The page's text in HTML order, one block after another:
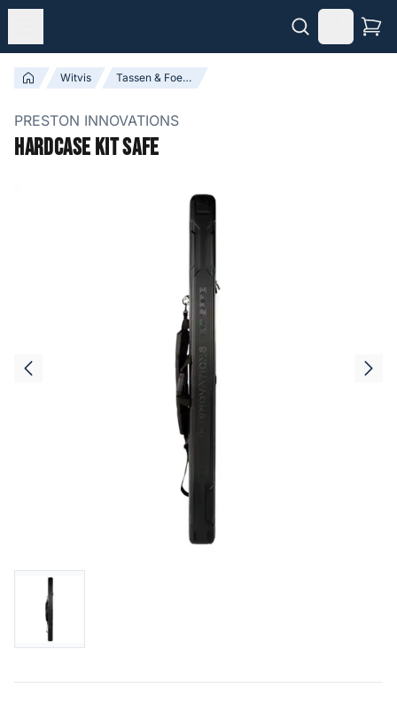
Witvis Tassen & Foedralen
PRESTON INNOVATIONS
Hardcase Kit Safe